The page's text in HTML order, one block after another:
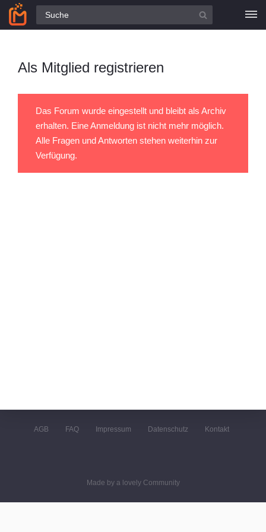
Alle Fragen
Als Mitglied registrieren
Das Forum wurde eingestellt und bleibt als Archiv
erhalten. Eine Anmeldung ist nicht mehr möglich.
Alle Fragen und Antworten stehen weiterhin zur
Verfügung.
AGB FAQ Impressum Datenschutz Kontakt
Made by a lovely Community